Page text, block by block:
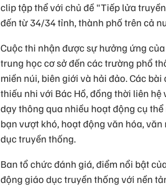
clip tập thể với chủ đề "Tiếp lửa
đến từ 34/34 tỉnh, thành phố trên cả
Cuộc thi nhận được sự hưởng ứng
trung học cơ sở đến các trường phổ
miền núi, biên giới và hải đảo. Các
thiếu nhi với Bác Hồ, đồng thời liên
dạy thông qua nhiều hoạt động cụ
bạn vượt khó, hoạt động văn hóa,
dục truyền thống.
Ban tổ chức đánh giá, điểm nổi bật
động giáo dục truyền thống với nền